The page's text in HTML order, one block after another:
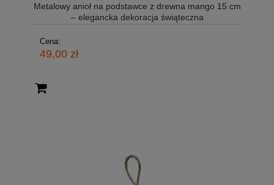
Metalowy anioł na podstawce z drewna mango 15 cm
– elegancka dekoracja świąteczna
Cena:
49,00 zł